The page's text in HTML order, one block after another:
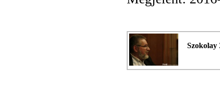
Szokolay